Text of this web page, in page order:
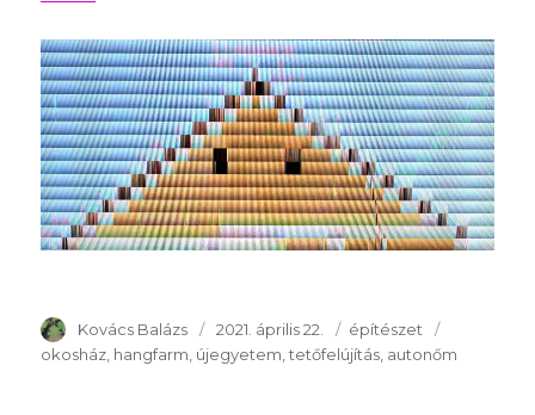
Szerző
Kovács Balázs Publikálva
2021. április 22. Témakör
építészet
okosház hangfarm újegyetem tetőfelújítás autonőm